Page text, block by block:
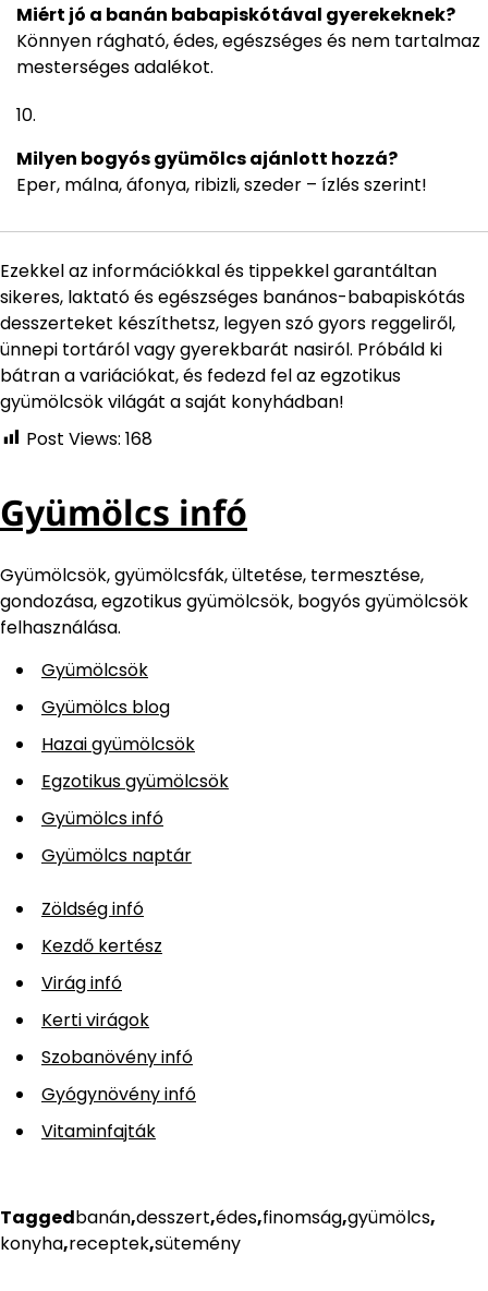
Miért jó a banán babapiskótával gyerekeknek?
Könnyen rágható, édes, egészséges és nem tartalmaz
mesterséges adalékot.
Milyen bogyós gyümölcs ajánlott hozzá?
Eper, málna, áfonya, ribizli, szeder – ízlés szerint!
Ezekkel az információkkal és tippekkel garantáltan
sikeres, laktató és egészséges banános-babapiskótás
desszerteket készíthetsz, legyen szó gyors reggeliről,
ünnepi tortáról vagy gyerekbarát nasiról. Próbáld ki
bátran a variációkat, és fedezd fel az egzotikus
gyümölcsök világát a saját konyhádban!
Post Views: 168
Gyümölcs infó
Gyümölcsök, gyümölcsfák, ültetése, termesztése,
gondozása, egzotikus gyümölcsök, bogyós gyümölcsök
felhasználása.
Gyümölcsök
Gyümölcs blog
Hazai gyümölcsök
Egzotikus gyümölcsök
Gyümölcs infó
Gyümölcs naptár
Zöldség infó
Kezdő kertész
Virág infó
Kerti virágok
Szobanövény infó
Gyógynövény infó
Vitaminfajták
Taggedbanán,desszert,édes,finomság,gyümölcs,
konyha,receptek,sütemény